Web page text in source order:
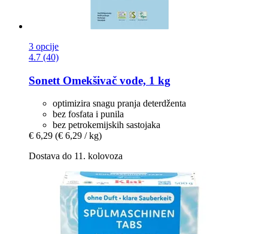
3 opcije
4.7 (40)
Sonett Omekšivač vode, 1 kg
optimizira snagu pranja deterdženta
bez fosfata i punila
bez petrokemijskih sastojaka
€ 6,29 (€ 6,29 / kg)
Dostava do 11. kolovoza